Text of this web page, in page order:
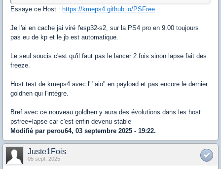
Essaye ce Host : https://kmeps4.github.io/PSFree
Je l'ai en cache jai viré l'esp32-s2, sur la PS4 pro en 9.00 toujours
pas eu de kp et le jb est automatique.
Le seul soucis c'est qu'il faut pas le lancer 2 fois sinon lapse fait des
freeze.
Host test de kmeps4 avec l' "aio" en payload et pas encore le dernier
goldhen qui l'intégre.
Bref avec ce nouveau goldhen y aura des évolutions dans les host
psfree+lapse car c'est enfin devenu stable
Modifié par perou64, 03 septembre 2025 - 19:22.
Juste1Fois
05 sept. 2025